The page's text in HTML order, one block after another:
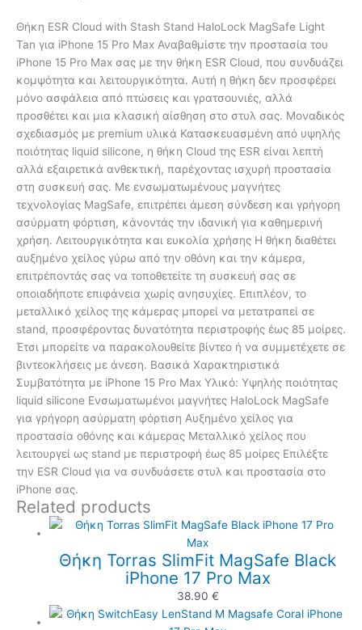
Θήκη ESR Cloud with Stash Stand HaloLock MagSafe Light
Tan για iPhone 15 Pro Max Αναβαθμίστε την προστασία του
iPhone 15 Pro Max σας με την θήκη ESR Cloud, που συνδυάζει
κομψότητα και λειτουργικότητα. Αυτή η θήκη δεν προσφέρει
μόνο ασφάλεια από πτώσεις και γρατσουνιές, αλλά
προσθέτει και μια κλασική αίσθηση στο στυλ σας. Μοναδικός
σχεδιασμός με premium υλικά Κατασκευασμένη από υψηλής
ποιότητας liquid silicone, η θήκη Cloud της ESR είναι λεπτή
αλλά εξαιρετικά ανθεκτική, παρέχοντας ισχυρή προστασία
στη συσκευή σας. Με ενσωματωμένους μαγνήτες
τεχνολογίας MagSafe, επιτρέπει άμεση σύνδεση και γρήγορη
ασύρματη φόρτιση, κάνοντάς την ιδανική για καθημερινή
χρήση. Λειτουργικότητα και ευκολία χρήσης Η θήκη διαθέτει
αυξημένο χείλος γύρω από την οθόνη και την κάμερα,
επιτρέποντάς σας να τοποθετείτε τη συσκευή σας σε
οποιαδήποτε επιφάνεια χωρίς ανησυχίες. Επιπλέον, το
μεταλλικό χείλος της κάμερας μπορεί να μετατραπεί σε
stand, προσφέροντας δυνατότητα περιστροφής έως 85 μοίρες.
Έτσι μπορείτε να παρακολουθείτε βίντεο ή να συμμετέχετε σε
βιντεοκλήσεις με άνεση. Βασικά Χαρακτηριστικά
Συμβατότητα με iPhone 15 Pro Max Υλικό: Υψηλής ποιότητας
liquid silicone Ενσωματωμένοι μαγνήτες HaloLock MagSafe
για γρήγορη ασύρματη φόρτιση Αυξημένο χείλος για
προστασία οθόνης και κάμερας Μεταλλικό χείλος που
λειτουργεί ως stand με περιστροφή έως 85 μοίρες Επιλέξτε
την ESR Cloud για να συνδυάσετε στυλ και προστασία στο
iPhone σας.
Related products
Θήκη Torras SlimFit MagSafe Black
iPhone 17 Pro Max
38.90 €